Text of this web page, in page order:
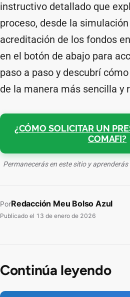
instructivo detallado que
proceso, desde la
acreditación de los fondos
en el botón de abajo para
paso a paso y descubrí
de la manera más sencilla y
¿CÓMO SOLICITAR UN
COMAFI?
Permanecerás en este sitio y
PorRedacción Meu Bolso Azul
Publicado el 13 de enero de 2026
Continúa leyendo